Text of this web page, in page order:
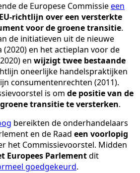
de Europese Commissieeen
richtlijn over een versterkte
voor de groene transitie.
de initiatieven uit de nieuwe
en het actieplan voor de
en wijzigt twee bestaande
oneerlijke handelspraktijken
consumentenrechten (2011).
is om de positie van de
transitie te versterken.
bereikten de onderhandelaars
en de Raad een voorlopig
het Commissievoorstel. Midden
Europees Parlementdit
goedgekeurd.